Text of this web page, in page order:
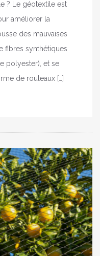
? Le géotextile est
améliorer la
des mauvaises
fibres synthétiques
polyester), et se
de rouleaux […]